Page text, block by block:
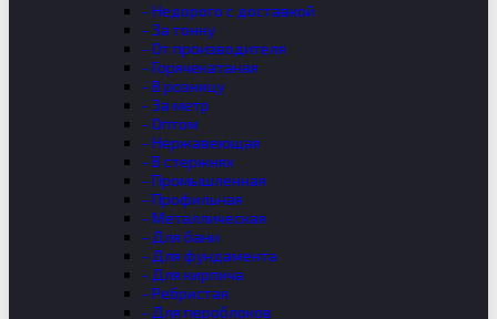
- Недорого с доставкой
- За тонну
- От производителя
- Горячекатаная
- В розницу
- За метр
- Оптом
- Нержавеющая
- В стержнях
- Промышленная
- Профильная
- Металлическая
- Для бани
- Для фундамента
- Для кирпича
- Ребристая
- Для пероблоков